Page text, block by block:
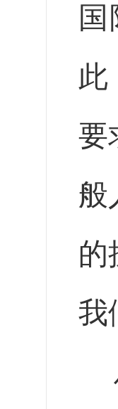
此
要
般
的
我